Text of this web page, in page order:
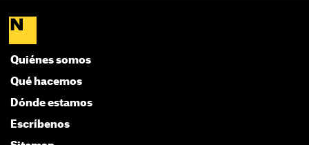
Quiénes somos
Qué hacemos
Dónde estamos
Escríbenos